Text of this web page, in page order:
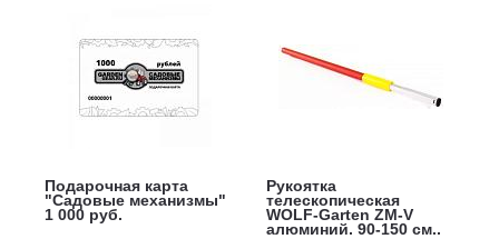
Подарочная карта
"Садовые механизмы"
1 000 руб.
Рукоятка
телескопическая
WOLF-Garten ZM-V
алюминий, 90-150 см.,